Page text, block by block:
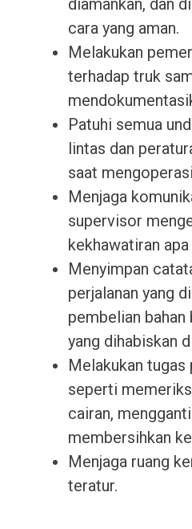
diamankan, dan
cara yang aman.
Melakukan
terhadap truk
Patuhi semua
lintas dan
saat
Menjaga
supervisor
kekhawatiran apa
Menyimpan
perjalanan yang
pembelian bahan
yang dihabiskan
Melakukan tugas
seperti
cairan,
membersihkan
Menjaga ruang
teratur.